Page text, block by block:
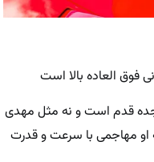
فوق العاده بالا است
قدم است و نه مثل مهدی
او مهاجمی با سرعت و قدرت